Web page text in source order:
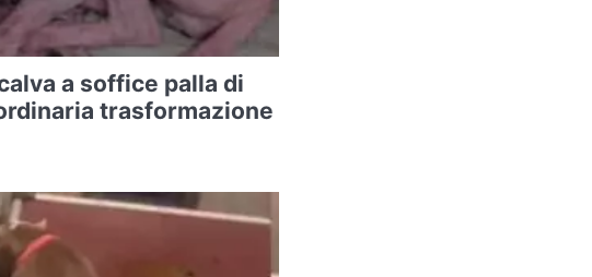
a soffice palla di
trasformazione